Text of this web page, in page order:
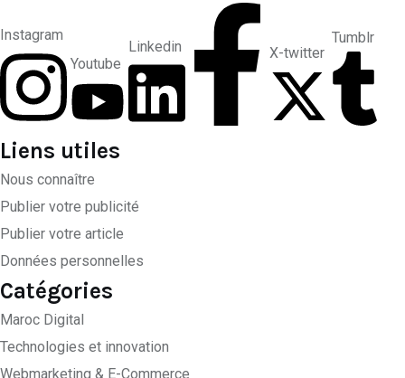
Instagram
Youtube
Linkedin X-twitter
Tumblr
Liens utiles
Nous connaître
Publier votre publicité
Publier votre article
Données personnelles
Catégories
Maroc Digital
Technologies et innovation
Webmarketing & E-Commerce